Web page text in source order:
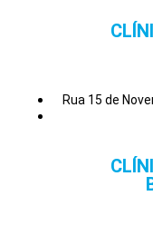
Rua 15 de